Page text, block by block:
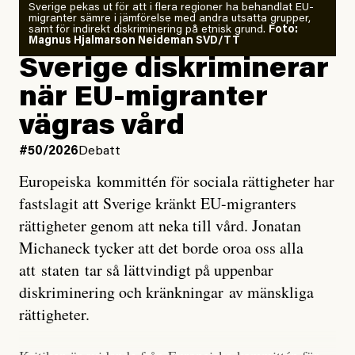
analyserat hur de olika klimatmodellerna bedömer
läget för hur den begynnande El Niño-händelsen ska
utveckla sig. El Niño är ett återkommande
väderfenomen som uppstår när havsvattnet i delar av
Stilla havet blir ovanligt varmt. Det påverkar vädret
över stora delar av världen och under
forskare allt oftare varnat för att den här El Niñon
Det verkar vara en underdrift, menar nu Zeke
Hausfather.
”Det ser ut som att årets El Niño inte bara med stor
sannolikhet kommer att bli den starkaste sedan
tillförlitliga mätningar inleddes – den kan till och med
Sverige pekas ut för att i flera regioner ha behandlat EU-
migranter sämre i jämförelse med andra utsatta grupper,
samt för indirekt diskriminering på etnisk grund. Foto:
Magnus Hjalmarson Neideman SVD/TT
Sverige diskriminerar
när EU-migranter
vägras vård
#50/2026 Debatt
Europeiska kommittén för sociala rättigheter har
fastslagit att Sverige kränkt EU-migranters
rättigheter genom att neka till vård. Jonatan
Michaneck tycker att det borde oroa oss alla
att staten tar så lättvindigt på uppenbar
diskriminering och kränkningar av mänskliga
rättigheter.